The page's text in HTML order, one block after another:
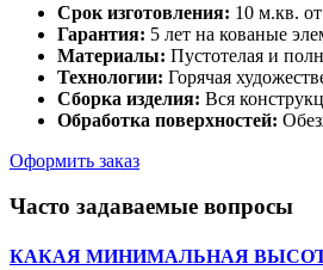
Срок изготовления: 10 м.кв.
Гарантия: 5 лет на кованые
Материалы: Пустотелая и
Технологии: Горячая
Сборка изделия: Вся
Обработка поверхностей:
Оформить заказ
Часто задаваемые вопросы
КАКАЯ МИНИМАЛЬНАЯ